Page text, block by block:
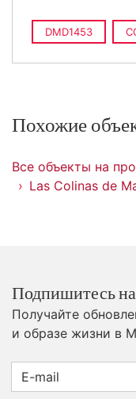
DMD1453
Похожие
Все объекты на
Las Colinas de
Подпишитесь
Получайте
и образе жизни в